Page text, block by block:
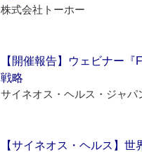
株式会社トーホー
【開催報告】ウェビナー
戦略
サイネオス・ヘルス・ジャパ
【サイネオス・ヘルス】